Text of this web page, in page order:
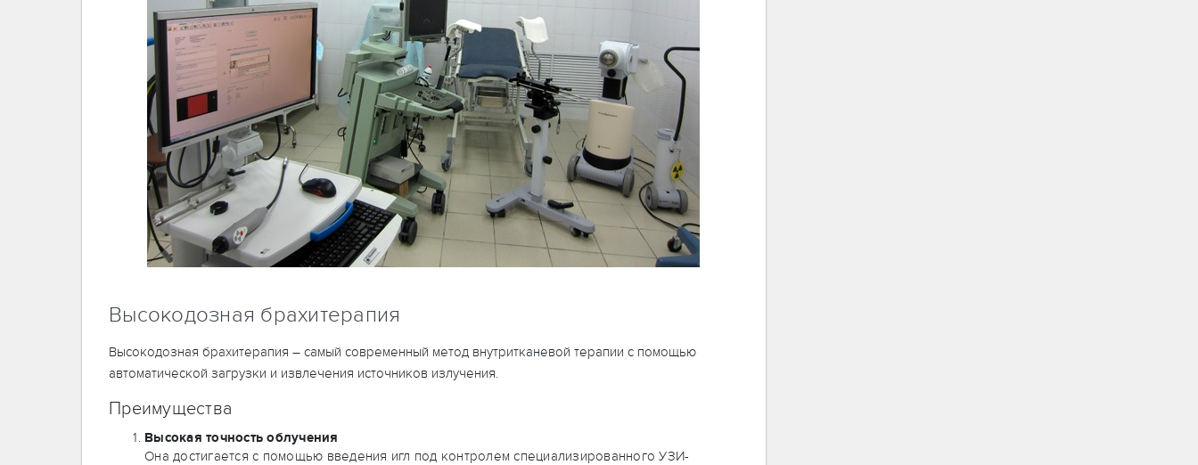
Высокодозная брахитерапия
Высокодозная брахитерапия – самый современный метод внутритканевой терапии с помощью
автоматической загрузки и извлечения источников излучения.
Преимущества
Высокая точность облучения
Она достигается с помощью введения игл под контролем специализированного УЗИ-